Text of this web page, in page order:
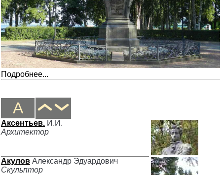
Подробнее...
А
Аксентьев. И.И.
Архитектор
Акулов Александр Эдуардович
Скульптор